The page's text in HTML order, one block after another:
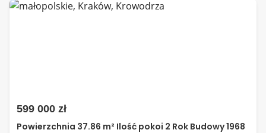
599 000 zł
Powierzchnia 37.86 m² Ilość pokoi 2 Rok Budowy 1968